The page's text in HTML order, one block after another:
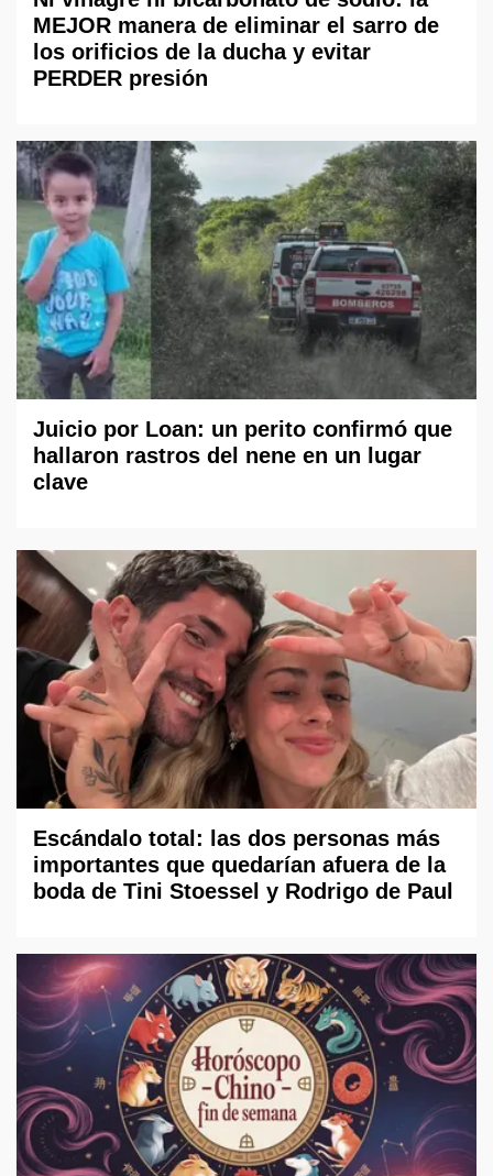
MEJOR manera de eliminar el sarro de
los orificios de la ducha y evitar
PERDER presión
Juicio por Loan: un perito confirmó que
hallaron rastros del nene en un lugar
clave
Escándalo total: las dos personas más
importantes que quedarían afuera de la
boda de Tini Stoessel y Rodrigo de Paul